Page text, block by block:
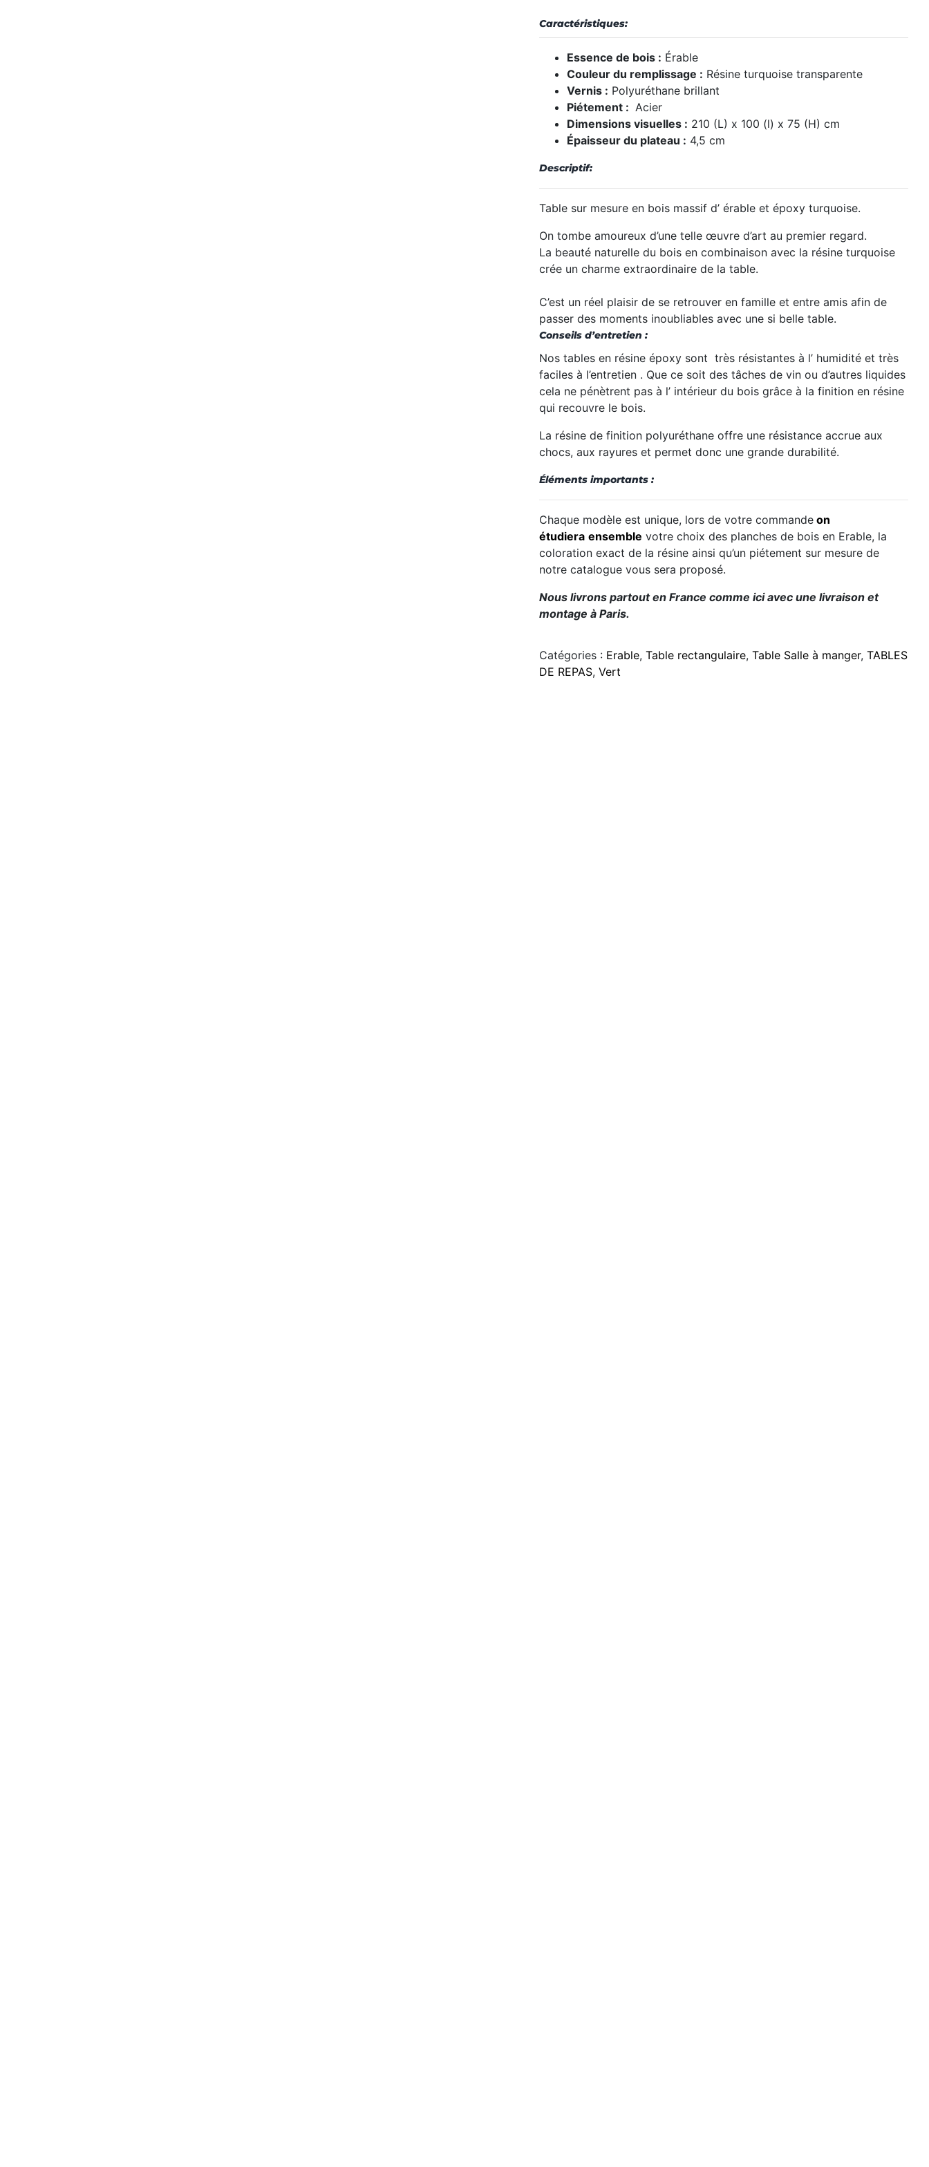
Caractéristiques:
Essence de bois : Érable
Couleur du remplissage : Résine turquoise transparente
Vernis : Polyuréthane brillant
Piétement : Acier
Dimensions visuelles : 210 (L) x 100 (l) x 75 (H) cm
Épaisseur du plateau : 4,5 cm
Descriptif:
Table sur mesure en bois massif d’ érable et époxy turquoise.
On tombe amoureux d’une telle œuvre d’art au premier regard.
La beauté naturelle du bois en combinaison avec la résine turquoise
crée un charme extraordinaire de la table.
C’est un réel plaisir de se retrouver en famille et entre amis afin de
passer des moments inoubliables avec une si belle table.
Conseils d’entretien :
Nos tables en résine époxy sont très résistantes à l’ humidité et très
faciles à l’entretien . Que ce soit des tâches de vin ou d’autres liquides
cela ne pénètrent pas à l’ intérieur du bois grâce à la finition en résine
qui recouvre le bois.
La résine de finition polyuréthane offre une résistance accrue aux
chocs, aux rayures et permet donc une grande durabilité.
Éléments importants :
Chaque modèle est unique, lors de votre commande on
étudiera ensemble votre choix des planches de bois en Erable, la
coloration exact de la résine ainsi qu’un piétement sur mesure de
notre catalogue vous sera proposé.
Nous livrons partout en France comme ici avec une livraison et
montage à Paris.
Catégories : Erable, Table rectangulaire, Table Salle à manger, TABLES
DE REPAS, Vert